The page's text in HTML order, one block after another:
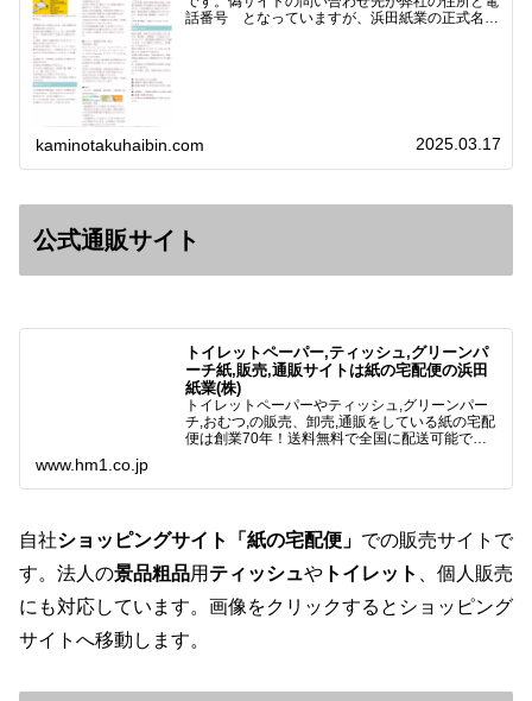
話番号 となっていますが、浜田紙業の正式名称
kaminotakuhaibin.com 2025.03.17
公式通販サイト
トイレットペーパー,ティッシュ,グリーンパ
ーチ紙,販売,通販サイトは紙の宅配便の浜田
紙業(株)
トイレットペーパーやティッシュ,グリーンパー
チ,おむつ,の販売、卸売,通販をしている紙の宅配
便は創業70年！送料無料で全国に配送可能で
様と歩んでまいりま…
www.hm1.co.jp
自社ショッピングサイト「紙の宅配便」 での販売サイトで
す。法人の景品粗品用 ティッシュや トイレット
、個人販売
にも対応しています。画像をクリックするとショッピング
サイトへ移動します。